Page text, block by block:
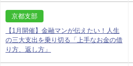
京都支部
【1月開催】金融マンが伝えたい！人生
の三大支出を乗り切る「上手なお金の借
り方、返し方」